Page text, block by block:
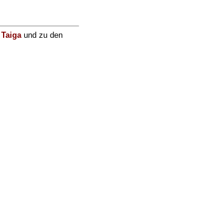
Taigaund zu den